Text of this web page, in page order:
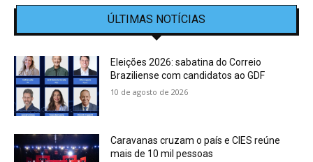
ÚLTIMAS NOTÍCIAS
Eleições 2026: sabatina do Correio
Braziliense com candidatos ao GDF
10 de agosto de 2026
Caravanas cruzam o país e CIES reúne
mais de 10 mil pessoas